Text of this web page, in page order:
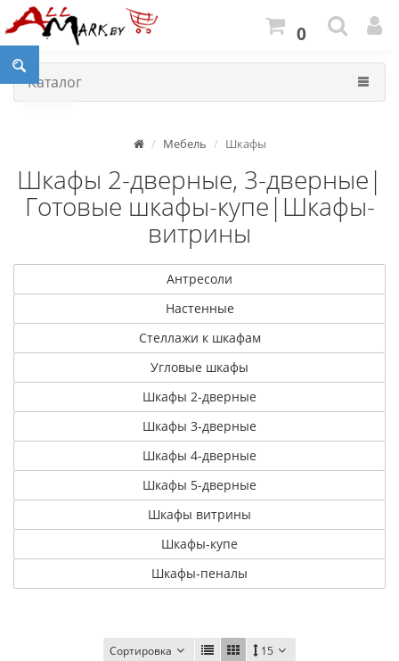
0
Каталог
Мебель Шкафы
Шкафы 2-дверные, 3-дверные|
Готовые шкафы-купе|Шкафы-
витрины
Антресоли
Настенные
Стеллажи к шкафам
Угловые шкафы
Шкафы 2-дверные
Шкафы 3-дверные
Шкафы 4-дверные
Шкафы 5-дверные
Шкафы витрины
Шкафы-купе
Шкафы-пеналы
Сортировка 15